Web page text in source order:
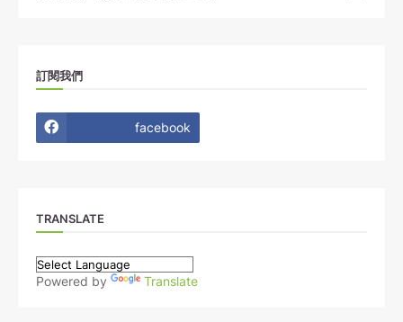
訂閱我們
facebook
TRANSLATE
Powered by Translate